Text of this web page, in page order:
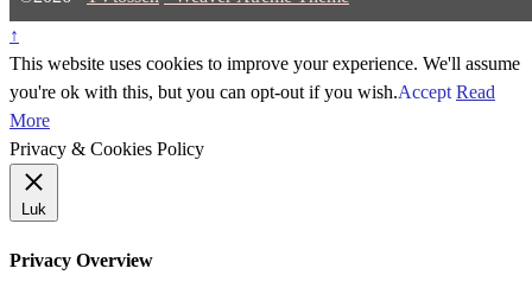
↑
This website uses cookies to improve your experience. We'll assume
you're ok with this, but you can opt-out if you wish.Accept Read
More
Privacy & Cookies Policy
Luk
Privacy Overview